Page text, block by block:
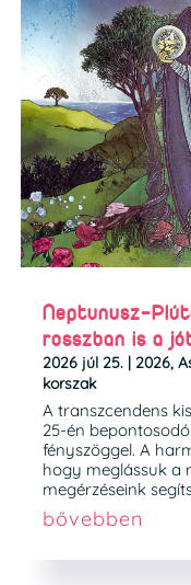
Neptunusz-
rosszban is a
2026 júl 25. | 2026,
korszak
A transzcendens
25-én
fényszöggel. A
hogy meglássuk a
megérzéseink
bővebben